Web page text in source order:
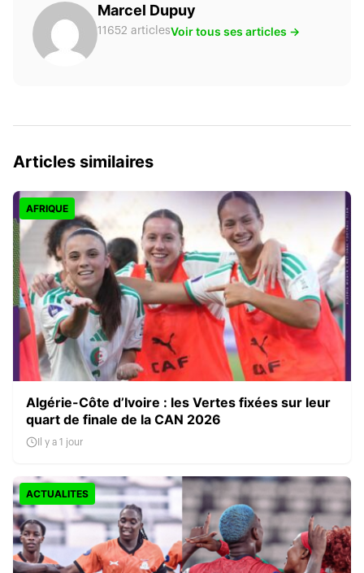
Marcel Dupuy
11652 articlesVoir tous ses articles →
Articles similaires
AFRIQUE
Algérie-Côte d’Ivoire : les Vertes fixées sur leur
quart de finale de la CAN 2026
Il y a 1 jour
ACTUALITES